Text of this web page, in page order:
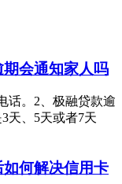
会通知家人吗
话。2、极融贷款逾
天、5天或者7天
何解决信用卡